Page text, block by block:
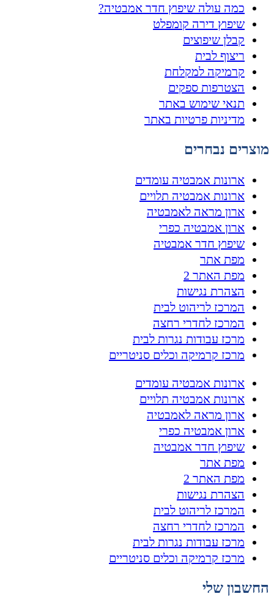
כמה עולה שיפוץ חדר אמבטיה?
שיפוץ דירה קומפלט
קבלן שיפוצים
ריצוף לבית
קרמיקה למקלחת
הצטרפות ספקים
תנאי שימוש באתר
מדיניות פרטיות באתר
מוצרים נבחרים
ארונות אמבטיה עומדים
ארונות אמבטיה תלויים
ארון מראה לאמבטיה
ארון אמבטיה כפרי
שיפוץ חדר אמבטיה
מפת אתר
מפת האתר 2
הצהרת נגישות
המרכז לריהוט לבית
המרכז לחדרי רחצה
מרכז עבודות נגרות לבית
מרכז קרמיקה וכלים סניטריים
ארונות אמבטיה עומדים
ארונות אמבטיה תלויים
ארון מראה לאמבטיה
ארון אמבטיה כפרי
שיפוץ חדר אמבטיה
מפת אתר
מפת האתר 2
הצהרת נגישות
המרכז לריהוט לבית
המרכז לחדרי רחצה
מרכז עבודות נגרות לבית
מרכז קרמיקה וכלים סניטריים
החשבון שלי